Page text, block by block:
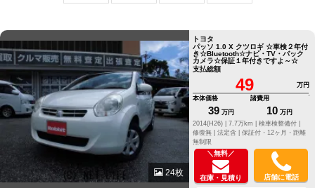
24枚
トヨタ
パッソ 1.0 X クツロギ ☆車検２年付
き☆Bluetooth☆ナビ・TV・バック
カメラ☆保証１年付きですよ～☆
支払総額
49
万円
本体価格
39 万円
諸費用
10 万円
2014(H26) |
7.7万km |
検車検整備付 |
修復無 | 法定含 | 保証付・12ヶ月・距離
無制限
＼無料／
在庫・見積り 店舗に電話